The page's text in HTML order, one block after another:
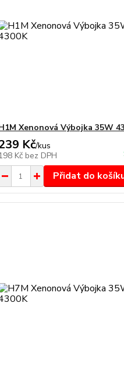
Xenonová Výbojka 35W
Kč/kus
Kč bez DPH
Přidat do